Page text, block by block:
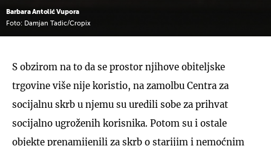
Barbara Antolić Vupora
Foto: Damjan Tadic/Cropix
S obzirom na to da se prostor njihove obiteljske
trgovine više nije koristio, na zamolbu Centra za
socijalnu skrb u njemu su uredili sobe za prihvat
socijalno ugroženih korisnika. Potom su i ostale
objekte prenamijenili za skrb o starijim i nemoćnim